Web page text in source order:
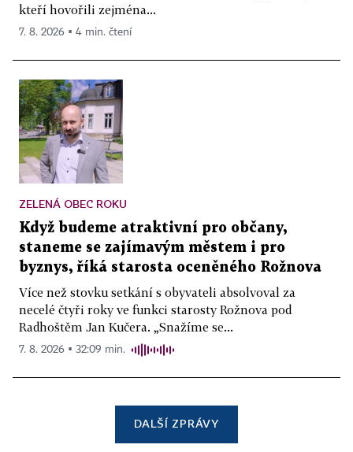
kteří hovořili zejména...
7. 8. 2026 ▪ 4 min. čtení
ZELENÁ OBEC ROKU
Když budeme atraktivní pro občany,
staneme se zajímavým městem i pro
byznys, říká starosta oceněného Rožnova
Více než stovku setkání s obyvateli absolvoval za
necelé čtyři roky ve funkci starosty Rožnova pod
Radhoštěm Jan Kučera. „Snažíme se...
7. 8. 2026 ▪ 32:09 min.
DALŠÍ ZPRÁVY